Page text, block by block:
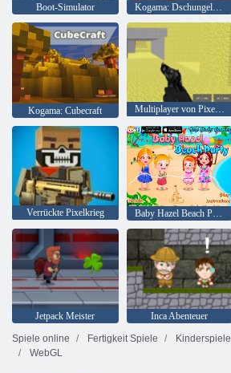
Boot-Simulator Kogama: Dschungelabenteuer
Kogama: Cubecraft Multiplayer von Pixel Combat
Verrückte Pixelkrieg Baby Hazel Beach Party
Jetpack Meister Inca Abenteuer
Spiele online
Fertigkeit Spiele Kinderspiele
WebGL